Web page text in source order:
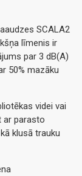
SCALA2
līmenis ir
par 3 dB(A)
50% mazāku
videi vai
ar parasto
klusā trauku